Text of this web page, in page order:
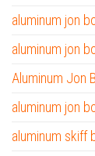
aluminum jon
aluminum jon
Aluminum Jon
aluminum jon
aluminum skiff